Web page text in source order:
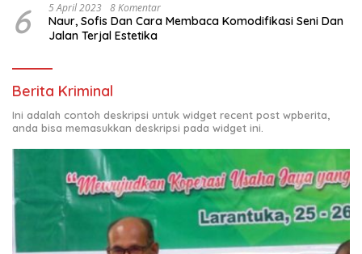
6 5 April 2023 8 Komentar
Naur, Sofis Dan Cara Membaca Komodifikasi Seni Dan
Jalan Terjal Estetika
Berita Kriminal
Ini adalah contoh deskripsi untuk widget recent post wpberita,
anda bisa memasukkan deskripsi pada widget ini.